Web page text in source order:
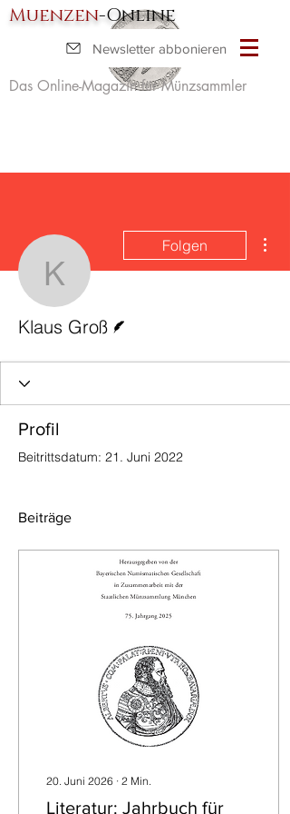
Muenzen-Online
Das Online-Magazin für Münzsammler
Newsletter abbonieren
Klaus Groß
Folgen
Klaus Groß
Profil
Beitrittsdatum: 21. Juni 2022
Beiträge
20. Juni 2026 ∙ 2 Min.
Literatur: Jahrbuch für